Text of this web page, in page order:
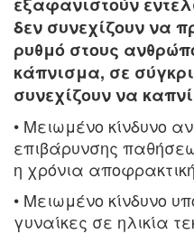
δεν συνεχίζουν να
ρυθμό στους
κάπνισμα, σε
συνεχίζουν να
• Μειωμένο κίνδυνο
επιβάρυνσης
η χρόνια
• Μειωμένο κίνδυνο
γυναίκες σε ηλικία